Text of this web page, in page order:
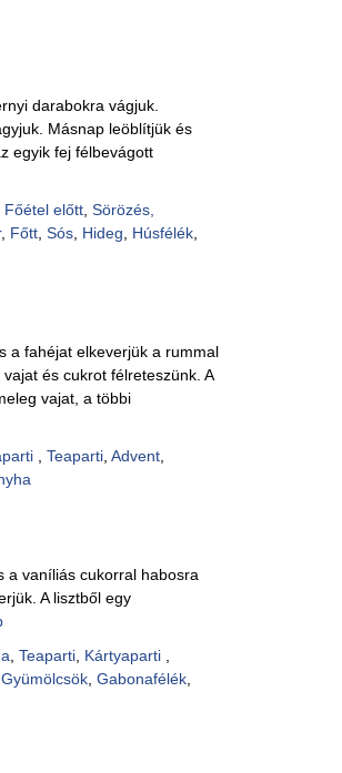
darabokra vágjuk.
Másnap leöblítjük és
egyik fej félbevágott
Főétel előtt, Sörözés,
, Főtt, Sós, Hideg Húsfélék,
a fahéjat elkeverjük a rummal
és cukrot félreteszünk. A
vajat, a többi
Teaparti, Advent,
a vaníliás cukorral habosra
A lisztből egy
Teaparti, Kártyaparti
Gyümölcsök, Gabonafélék,